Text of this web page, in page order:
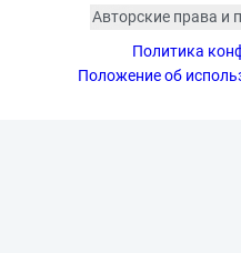
Авторские права и
изображённых
с
Политика
Положение об